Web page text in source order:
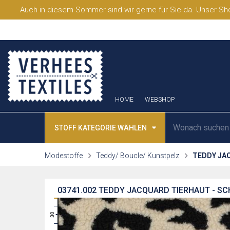
Auch in diesem Sommer sind wir gerne für Sie da. Unser
HOME WEBSHOP
STOFF KATEGORIE WÄHLEN
Modestoffe Teddy/ Boucle/ Kunstpelz TEDDY
TEDDY JACQUARD TIERHAUT -
03741.002
29
30
31